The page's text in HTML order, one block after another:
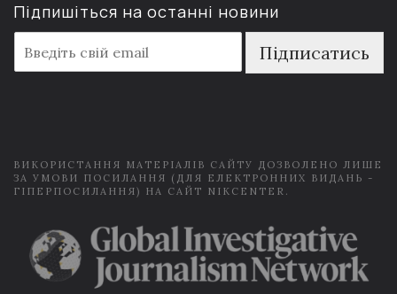
Підпишіться на останні новини
m
a
Підписатись
ВИКОРИСТАННЯ МАТЕРІАЛІВ САЙТУ ДОЗВОЛЕНО ЛИШЕ
ЗА УМОВИ ПОСИЛАННЯ (ДЛЯ ЕЛЕКТРОННИХ ВИДАНЬ -
ГІПЕРПОСИЛАННЯ) НА САЙТ NIKCENTER.